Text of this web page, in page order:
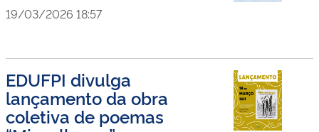
19/03/2026 18:57
EDUFPI divulga
lançamento da obra
coletiva de poemas